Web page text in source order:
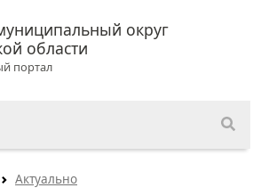
округ
области
портал
Актуально